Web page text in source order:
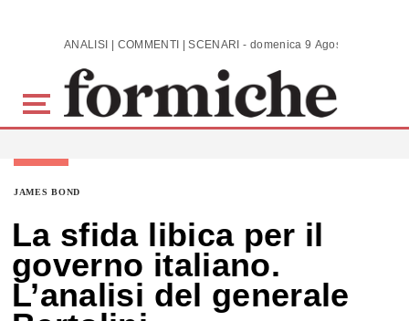
Skip to main content ANALISI | COMMENTI | SCENARI - domenica 9 Agosto 2026
JAMES BOND
La sfida libica per il
governo italiano.
L’analisi del generale